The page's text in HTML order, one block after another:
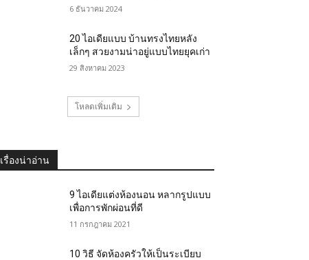
6 ธันวาคม 2024
20 ไอเดียแบบ บ้านทรงไทยหลัง
เล็กๆ สวยงามน่าอยู่แบบไทยยุคเก่า
29 สิงหาคม 2023
โหลดเพิ่มเติม
เรื่องน่าอ่าน
9 ไอเดียแต่งห้องนอน หลากรูปแบบ
เพื่อการพักผ่อนที่ดี
11 กรกฎาคม 2021
10 วิธี จัดห้องครัวให้เป็นระเบียบ